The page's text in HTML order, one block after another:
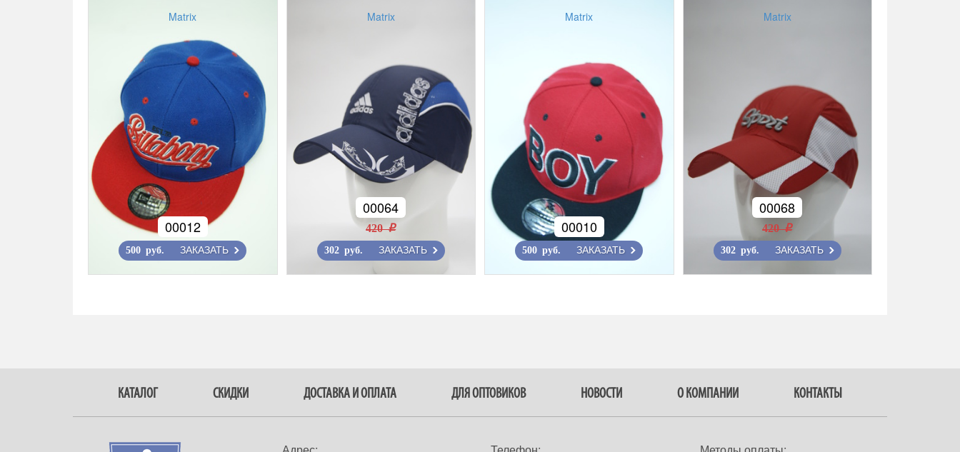
Matrix
00012
500 руб. ЗАКАЗАТЬ
Matrix
00064
420 r
302 руб. ЗАКАЗАТЬ
Matrix
00010
500 руб. ЗАКАЗАТЬ
Matrix
00068
420 r
302 руб. ЗАКАЗАТЬ
КАТАЛОГ СКИДКИ ДОСТАВКА И ОПЛАТА ДЛЯ ОПТОВИКОВ НОВОСТИ О КОМПАНИИ КОНТАКТЫ